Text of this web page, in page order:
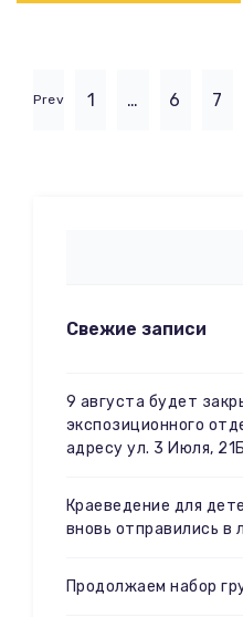
Prev 1 … 6 7
Свежие записи
9 августа будет
экспозиционного
адресу ул. 3 Июля, 21Б
Краеведение для
вновь отправились в
Продолжаем набор